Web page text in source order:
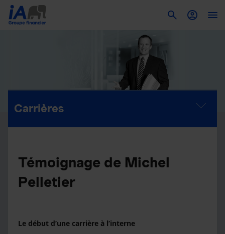
Carrières
Témoignage de Michel
Pelletier
Le début d’une carrière à l’interne